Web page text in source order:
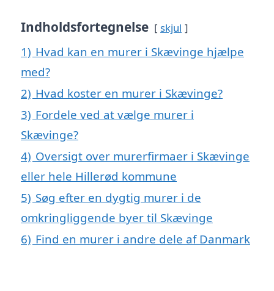
Indholdsfortegnelse skjul
1) Hvad kan en murer i Skævinge hjælpe
med?
2) Hvad koster en murer i Skævinge?
3) Fordele ved at vælge murer i
Skævinge?
4) Oversigt over murerfirmaer i Skævinge
eller hele Hillerød kommune
5) Søg efter en dygtig murer i de
omkringliggende byer til Skævinge
6) Find en murer i andre dele af Danmark